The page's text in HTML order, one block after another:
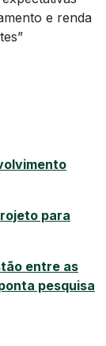
e renda
para
entre as
pesquisa